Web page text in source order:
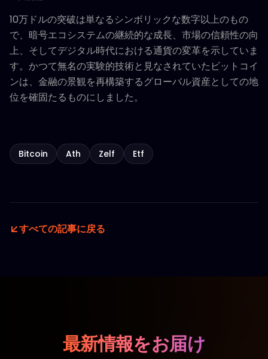
10万ドルの突破は単なるシンボリックな数字以上のもの
で、暗号エコシステムの継続的な成長、市場の信頼性の向
上、そしてデジタル時代における通貨の変革を示していま
す。かつて無名の実験的技術と見なされていたビットコイ
ンは、金融の景観を再構築するグローバル資産としての地
位を確固たるものにしました。
Bitcoin Ath Zelf Etf
すべての記事に戻る
最新情報をお届け